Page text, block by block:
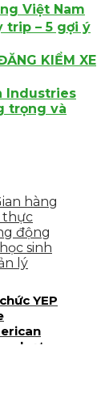
Việt Nam
trip – 5 gợi ý
KIỂM XE
Industries
trọng và
YEP
cực